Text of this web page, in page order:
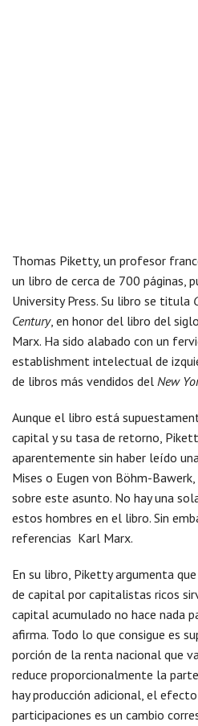
Thomas Piketty, un profesor
un libro de cerca de 700 páginas,
University Press. Su libro se titula
Century, en honor del libro del
Marx. Ha sido alabado con un
establishment intelectual de
de libros más vendidos del New
Aunque el libro está
capital y su tasa de retorno,
aparentemente sin haber leído
Mises o Eugen von Böhm-
sobre este asunto. No hay una
estos hombres en el libro. Sin
referencias Karl Marx.
En su libro, Piketty argumenta
de capital por capitalistas ricos
capital acumulado no hace nada
afirma. Todo lo que consigue es
porción de la renta nacional que
reduce proporcionalmente la
hay producción adicional, el
participaciones es un cambio